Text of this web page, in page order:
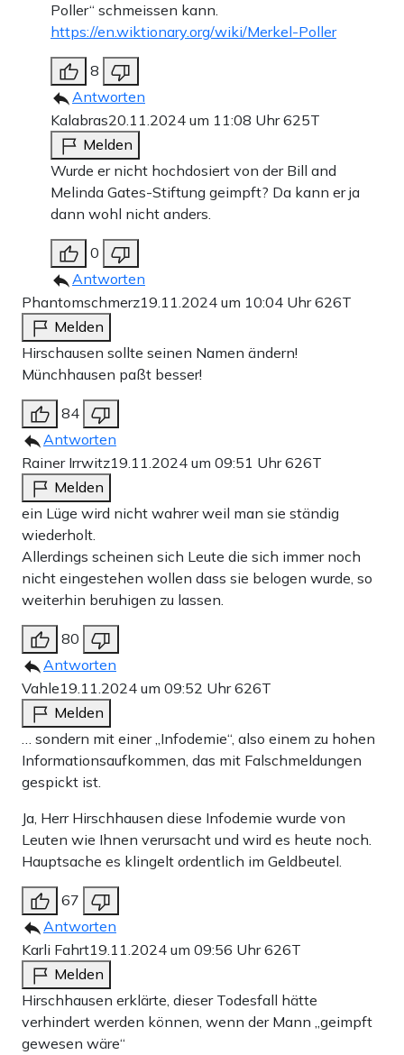
Poller“ schmeissen kann.
https://en.wiktionary.org/wiki/Merkel-Poller
8
Antworten
Kalabras20.11.2024 um 11:08 Uhr625T
Melden
Wurde er nicht hochdosiert von der Bill and
Melinda Gates-Stiftung geimpft? Da kann er ja
dann wohl nicht anders.
0
Antworten
Phantomschmerz19.11.2024 um 10:04 Uhr626T
Melden
Hirschausen sollte seinen Namen ändern!
Münchhausen paßt besser!
84
Antworten
Rainer Irrwitz19.11.2024 um 09:51 Uhr626T
Melden
ein Lüge wird nicht wahrer weil man sie ständig
wiederholt.
Allerdings scheinen sich Leute die sich immer noch
nicht eingestehen wollen dass sie belogen wurde, so
weiterhin beruhigen zu lassen.
80
Antworten
Vahle19.11.2024 um 09:52 Uhr626T
Melden
… sondern mit einer „Infodemie“, also einem zu hohen
Informationsaufkommen, das mit Falschmeldungen
gespickt ist.
Ja, Herr Hirschhausen diese Infodemie wurde von
Leuten wie Ihnen verursacht und wird es heute noch.
Hauptsache es klingelt ordentlich im Geldbeutel.
67
Antworten
Karli Fahrt19.11.2024 um 09:56 Uhr626T
Melden
Hirschhausen erklärte, dieser Todesfall hätte
verhindert werden können, wenn der Mann „geimpft
gewesen wäre“